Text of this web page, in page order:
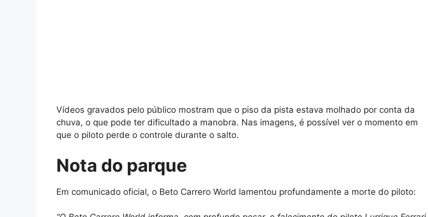
Vídeos gravados pelo público mostram que o piso da pista estava molhado por conta da
chuva, o que pode ter dificultado a manobra. Nas imagens, é possível ver o momento em
que o piloto perde o controle durante o salto.
Nota do parque
Em comunicado oficial, o Beto Carrero World lamentou profundamente a morte do piloto: